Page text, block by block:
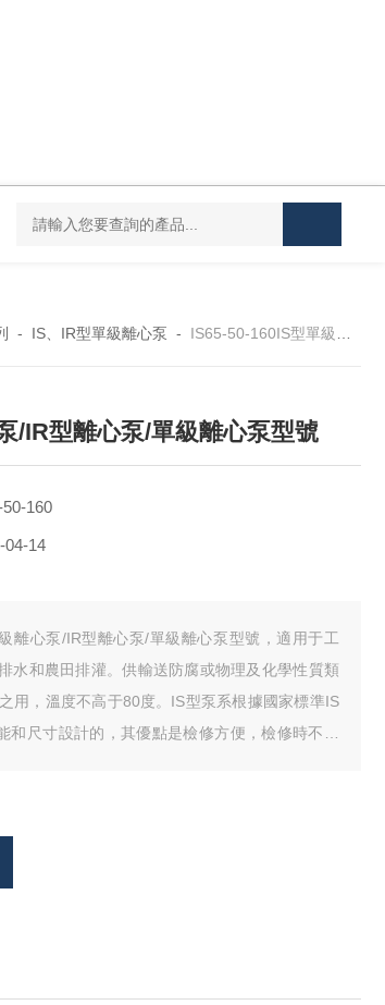
CDLF不銹鋼多級泵 CDLF不銹鋼立式沖壓泵
- IS、IR型單級離心泵 - IS65-50-160IS型單級離心泵/IR型離心泵/單級離心泵型號
/IR型離心泵/單級離心泵型號
160
04-14
離心泵/IR型離心泵/單級離心泵型號，適用于工
水和農田排灌。供輸送防腐或物理及化學性質類
用，溫度不高于80度。IS型泵系根據國家標準IS
和尺寸設計的，其優點是檢修方便，檢修時不動